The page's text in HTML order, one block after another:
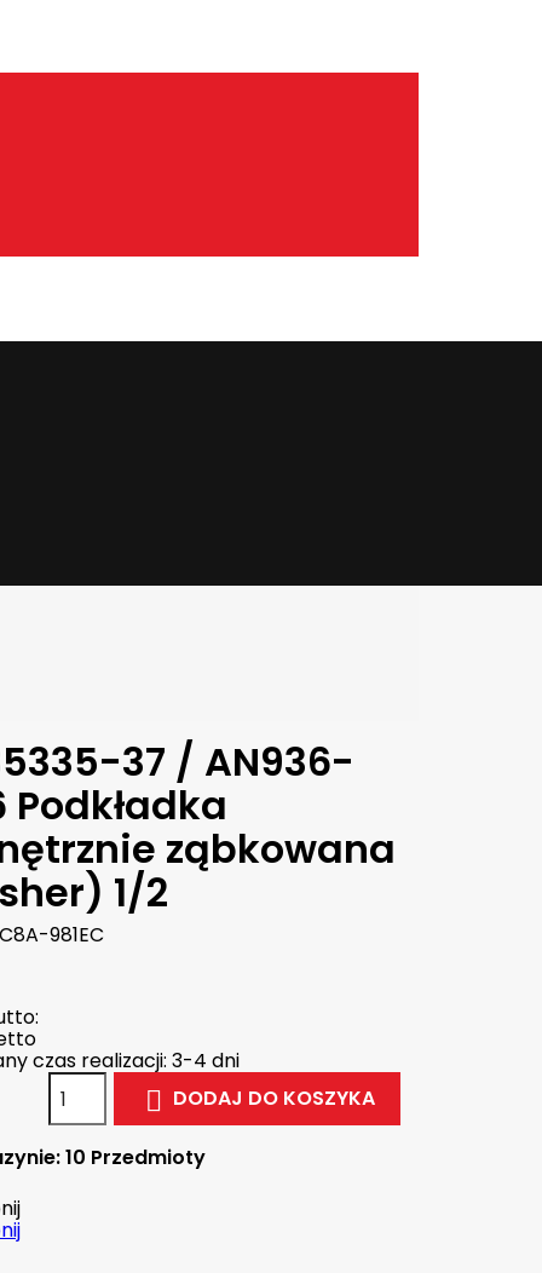
37 / AN936-
Podkładka
ząbkowana
1/2
981EC
czas realizacji: 3-4 dni
 DODAJ DO KOSZYKA
10 Przedmioty